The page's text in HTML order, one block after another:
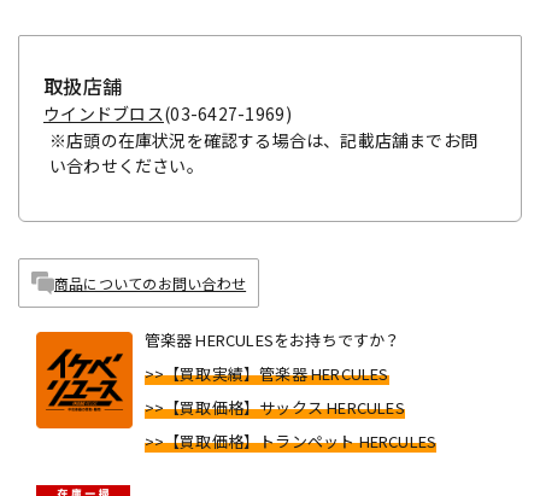
取扱店舗
ウインドブロス(03-6427-1969)
※店頭の在庫状況を確認する場合は、記載店舗までお問
い合わせください。
商品についてのお問い合わせ
管楽器 HERCULESをお持ちですか？
>>【買取実績】管楽器 HERCULES
>>【買取価格】サックス HERCULES
>>【買取価格】トランペット HERCULES